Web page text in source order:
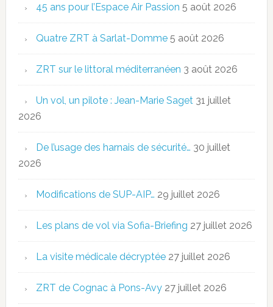
45 ans pour l’Espace Air Passion 5 août 2026
Quatre ZRT à Sarlat-Domme 5 août 2026
ZRT sur le littoral méditerranéen 3 août 2026
Un vol, un pilote : Jean-Marie Saget 31 juillet
2026
De l’usage des harnais de sécurité… 30 juillet
2026
Modifications de SUP-AIP… 29 juillet 2026
Les plans de vol via Sofia-Briefing 27 juillet 2026
La visite médicale décryptée 27 juillet 2026
ZRT de Cognac à Pons-Avy 27 juillet 2026